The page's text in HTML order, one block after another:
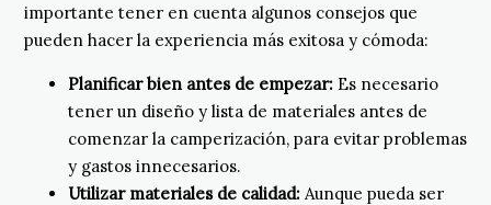
importante tener en cuenta algunos consejos que
pueden hacer la experiencia más exitosa y cómoda:
Planificar bien antes de empezar: Es necesario
tener un diseño y lista de materiales antes de
comenzar la camperización, para evitar problemas
y gastos innecesarios.
Utilizar materiales de calidad: Aunque pueda ser